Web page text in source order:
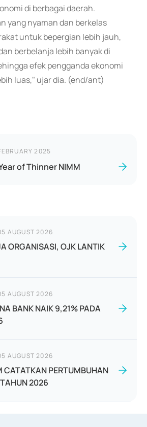
di berbagai daerah.
yang nyaman dan berkelas
untuk bepergian lebih jauh,
berbelanja lebih banyak di
efek pengganda ekonomi
luas," ujar dia. (end/ant)
2025
of Thinner NIMM
AUGUST 2026
ORGANISASI, OJK LANTIK
AUGUST 2026
BANK NAIK 9,21% PADA
AUGUST 2026
CATATKAN PERTUMBUHAN
2026